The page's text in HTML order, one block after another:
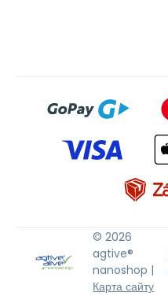
© 2026
agtive®
nanoshop |
Карта сайту